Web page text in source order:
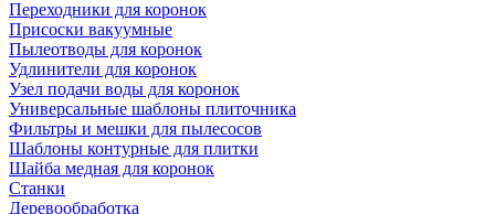
Переходники для коронок
Присоски вакуумные
Пылеотводы для коронок
Удлинители для коронок
Узел подачи воды для коронок
Универсальные шаблоны плиточника
Фильтры и мешки для пылесосов
Шаблоны контурные для плитки
Шайба медная для коронок
Станки
Деревообработка